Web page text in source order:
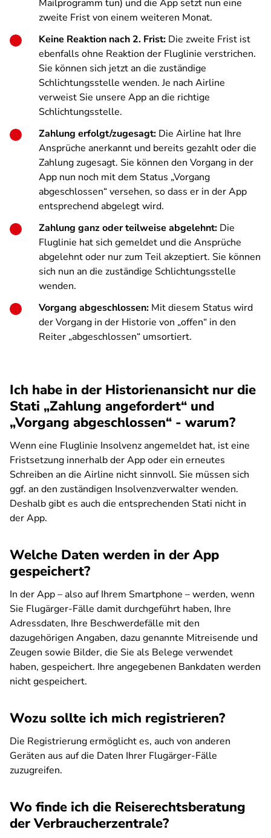
Mailprogramm tun) und die App setzt nun eine
zweite Frist von einem weiteren Monat.
Keine Reaktion nach 2. Frist: Die zweite Frist ist
ebenfalls ohne Reaktion der Fluglinie verstrichen.
Sie können sich jetzt an die zuständige
Schlichtungsstelle wenden. Je nach Airline
verweist Sie unsere App an die richtige
Schlichtungsstelle.
Zahlung erfolgt/zugesagt: Die Airline hat Ihre
Ansprüche anerkannt und bereits gezahlt oder die
Zahlung zugesagt. Sie können den Vorgang in der
App nun noch mit dem Status „Vorgang
abgeschlossen“ versehen, so dass er in der App
entsprechend abgelegt wird.
Zahlung ganz oder teilweise abgelehnt: Die
Fluglinie hat sich gemeldet und die Ansprüche
abgelehnt oder nur zum Teil akzeptiert. Sie können
sich nun an die zuständige Schlichtungsstelle
wenden.
Vorgang abgeschlossen: Mit diesem Status wird
der Vorgang in der Historie von „offen“ in den
Reiter „abgeschlossen“ umsortiert.
Ich habe in der Historienansicht nur die
Stati „Zahlung angefordert“ und
„Vorgang abgeschlossen“ - warum?
Wenn eine Fluglinie Insolvenz angemeldet hat, ist eine
Fristsetzung innerhalb der App oder ein erneutes
Schreiben an die Airline nicht sinnvoll. Sie müssen sich
ggf. an den zuständigen Insolvenzverwalter wenden.
Deshalb gibt es auch die entsprechenden Stati nicht in
der App.
Welche Daten werden in der App
gespeichert?
In der App – also auf Ihrem Smartphone – werden, wenn
Sie Flugärger-Fälle damit durchgeführt haben, Ihre
Adressdaten, Ihre Beschwerdefälle mit den
dazugehörigen Angaben, dazu genannte Mitreisende und
Zeugen sowie Bilder, die Sie als Belege verwendet
haben, gespeichert. Ihre angegebenen Bankdaten werden
nicht gespeichert.
Wozu sollte ich mich registrieren?
Die Registrierung ermöglicht es, auch von anderen
Geräten aus auf die Daten Ihrer Flugärger-Fälle
zuzugreifen.
Wo finde ich die Reiserechtsberatung
der Verbraucherzentrale?